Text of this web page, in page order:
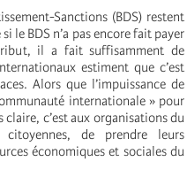
Sanctions (BDS) restent
le BDS n’a pas encore fait payer
il a fait suffisamment de
estiment que c’est
Alors que l’impuissance de
internationale » pour
c’est aux organisations du
de prendre leurs
économiques et sociales du